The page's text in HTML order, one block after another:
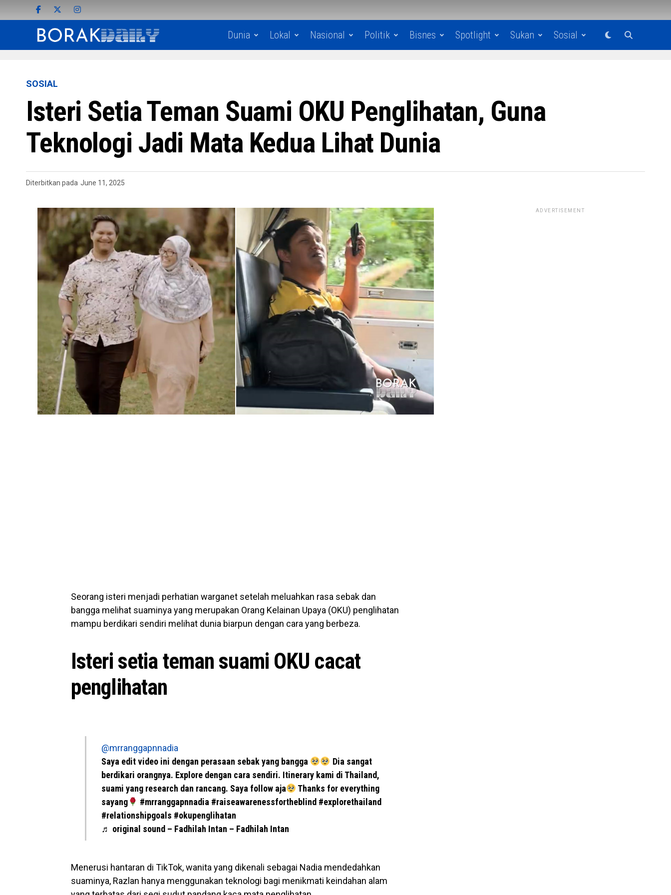
Dunia Lokal Nasional Politik Bisnes Spotlight Sukan Sosial
SOSIAL
Isteri Setia Teman Suami OKU Penglihatan, Guna
Teknologi Jadi Mata Kedua Lihat Dunia
Diterbitkan pada June 11, 2025
Seorang isteri menjadi perhatian warganet setelah meluahkan rasa sebak dan
bangga melihat suaminya yang merupakan Orang Kelainan Upaya (OKU) penglihatan
mampu berdikari sendiri melihat dunia biarpun dengan cara yang berbeza.
Isteri setia teman suami OKU cacat
penglihatan
@mrranggapnnadia
Saya edit video ini dengan perasaan sebak yang bangga
Dia sangat
berdikari orangnya. Explore dengan cara sendiri. Itinerary kami di Thailand,
suami yang research dan rancang. Saya follow aja
Thanks for everything
sayang
#mrranggapnnadia #raiseawarenessfortheblind #explorethailand
#relationshipgoals #okupenglihatan
♬ original sound – Fadhilah Intan – Fadhilah Intan
Menerusi hantaran di TikTok, wanita yang dikenali sebagai Nadia mendedahkan
suaminya, Razlan hanya menggunakan teknologi bagi menikmati keindahan alam
ADVERTISEMENT